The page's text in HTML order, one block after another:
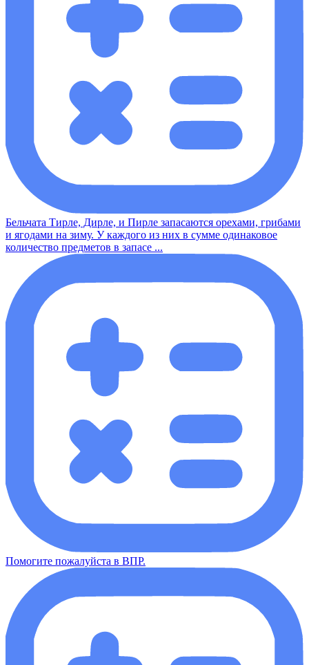
Бельчата Тирле, Дирле, и Пирле запасаются орехами, грибами
и ягодами на зиму. У каждого из них в сумме одинаковое
количество предметов в запасе ...
Помогите пожалуйста в ВПР.